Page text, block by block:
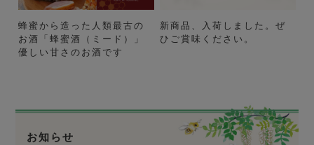
蜂蜜から造った人類最古の
お酒「蜂蜜酒（ミード）」
優しい甘さのお酒です
新商品、入荷しました。ぜ
ひご賞味ください。
お知らせ